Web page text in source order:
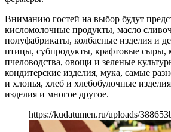
Вниманию гостей на выбор будут
кисломолочные продукты, масло
полуфабрикаты, колбасные изделия и
птицы, субпродукты, крафтовые сыры,
пчеловодства, овощи и зеленые
кондитерские изделия, мука, самые
и хлопья, хлеб и хлебобулочные
изделия и многое другое.
https://kudatumen.ru/uploads/